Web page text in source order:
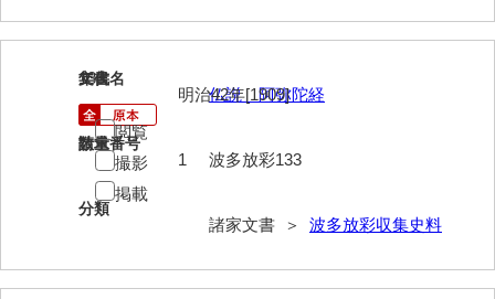
金津家文書
金谷家文書
金子家文書
兼重家文書
133
文書名
仏説 阿弥陀経
請求番号
波多放彩133
分類
諸家文書 ＞ 波多放彩収集史料
年代
明治42年[1909]
数量
1
閲覧
撮影
掲載